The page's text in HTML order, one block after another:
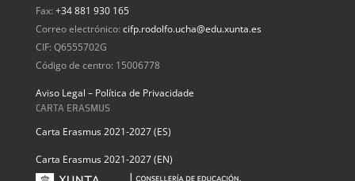
Fax: +34 881 930 165
Correo electrónico: cifp.rodolfo.ucha@edu.xunta.es
CIF: Q6555702G
Código de centro: 15006778
Aviso Legal – Política de Privacidade
CARTA ERASMUS
Carta Erasmus 2021-2027 (ES)
Carta Erasmus 2021-2027 (EN)